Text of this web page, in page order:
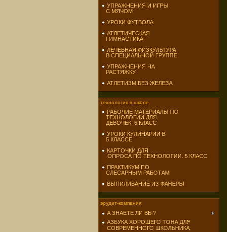
УПРАЖНЕНИЯ И ИГРЫ
С МЯЧОМ
УРОКИ ФУТБОЛА
АТЛЕТИЧЕСКАЯ
ГИМНАСТИКА
ЛЕЧЕБНАЯ ФИЗКУЛЬТУРА
В СПЕЦИАЛЬНОЙ ГРУППЕ
УПРАЖНЕНИЯ НА
РАСТЯЖКУ
АТЛЕТИЗМ БЕЗ ЖЕЛЕЗА
технология в школе
РАБОЧИЕ МАТЕРИАЛЫ ПО
ТЕХНОЛОГИИ ДЛЯ
ДЕВОЧЕК. 6 КЛАСС
УРОКИ КУЛИНАРИИ В
5 КЛАССЕ
КАРТОЧКИ ДЛЯ
ОПРОСА ПО ТЕХНОЛОГИИ. 5 КЛАСС
ПРАКТИКУМ ПО
СЛЕСАРНЫМ РАБОТАМ
ВЫПИЛИВАНИЕ ИЗ ФАНЕРЫ
эрудит-компания
А ЗНАЕТЕ ЛИ ВЫ?
АЗБУКА ХОРОШЕГО ТОНА ДЛЯ
СОВРЕМЕННОГО ШКОЛЬНИКА